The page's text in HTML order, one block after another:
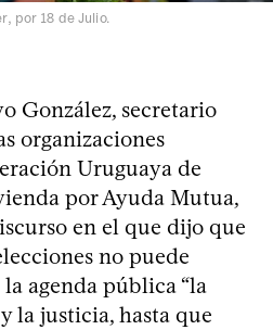
por 18 de Julio.
González, secretario
organizaciones
Uruguaya de
por Ayuda Mutua,
en el que dijo que
no puede
agenda pública “la
la justicia, hasta que